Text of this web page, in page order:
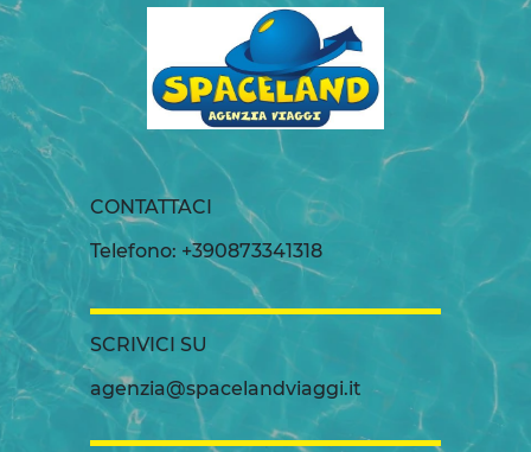
CONTATTACI
Telefono: +390873341318
SCRIVICI SU
agenzia@spacelandviaggi.it